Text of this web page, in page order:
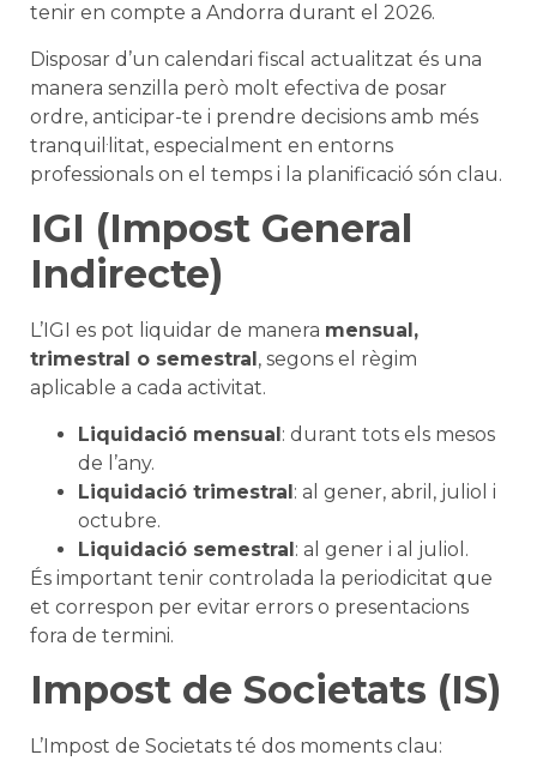
tenir en compte a Andorra durant el 2026.
Disposar d’un calendari fiscal actualitzat és una
manera senzilla però molt efectiva de posar
ordre, anticipar-te i prendre decisions amb més
tranquil·litat, especialment en entorns
professionals on el temps i la planificació són clau.
IGI (Impost General
Indirecte)
L’IGI es pot liquidar de manera mensual,
trimestral o semestral , segons el règim
aplicable a cada activitat.
Liquidació mensual: durant tots els mesos
de l’any.
Liquidació trimestral: al gener, abril, juliol i
octubre.
Liquidació semestral: al gener i al juliol.
És important tenir controlada la periodicitat que
et correspon per evitar errors o presentacions
fora de termini.
Impost de Societats (IS)
L’Impost de Societats té dos moments clau: